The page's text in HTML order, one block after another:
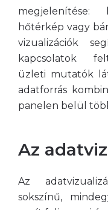
megjelenítése:
hőtérkép vagy
vizualizációk
kapcsolatok
üzleti mutatók
adatforrás
panelen belül
Az
Az
sokszínű,